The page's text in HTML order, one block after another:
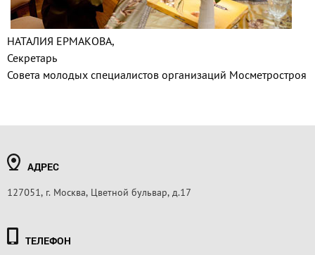
НАТАЛИЯ ЕРМАКОВА,
Секретарь
Совета молодых специалистов организаций Мосметростроя
АДРЕС
127051, г. Москва, Цветной бульвар, д.17
ТЕЛЕФОН